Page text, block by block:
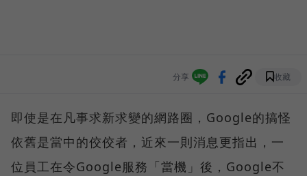
分享 收藏
即使是在凡事求新求變的網路圈，Google的搞怪
依舊是當中的佼佼者，近來一則消息更指出，一
位員工在令Google服務「當機」後，Google不